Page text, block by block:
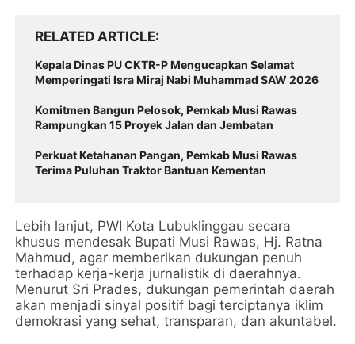
RELATED ARTICLE
Kepala Dinas PU CKTR-P Mengucapkan Selamat
Memperingati Isra Miraj Nabi Muhammad SAW 2026
Komitmen Bangun Pelosok, Pemkab Musi Rawas
Rampungkan 15 Proyek Jalan dan Jembatan
Perkuat Ketahanan Pangan, Pemkab Musi Rawas
Terima Puluhan Traktor Bantuan Kementan
Lebih lanjut, PWI Kota Lubuklinggau secara
khusus mendesak Bupati Musi Rawas, Hj. Ratna
Mahmud, agar memberikan dukungan penuh
terhadap kerja-kerja jurnalistik di daerahnya.
Menurut Sri Prades, dukungan pemerintah daerah
akan menjadi sinyal positif bagi terciptanya iklim
demokrasi yang sehat, transparan, dan akuntabel.